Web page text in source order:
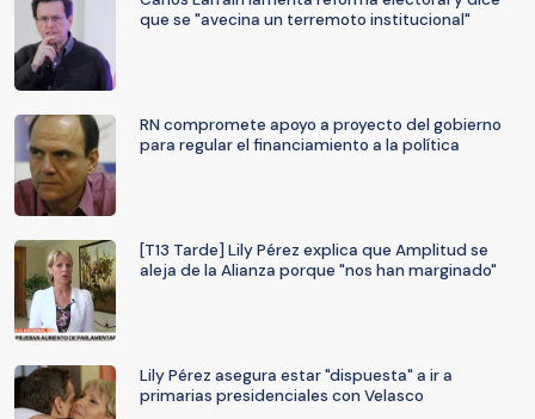
que se "avecina un terremoto institucional"
RN compromete apoyo a proyecto del gobierno
para regular el financiamiento a la política
[T13 Tarde] Lily Pérez explica que Amplitud se
aleja de la Alianza porque "nos han marginado"
Lily Pérez asegura estar "dispuesta" a ir a
primarias presidenciales con Velasco